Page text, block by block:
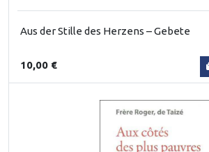
Aus der Stille des Herzens – Gebete
10,00 €